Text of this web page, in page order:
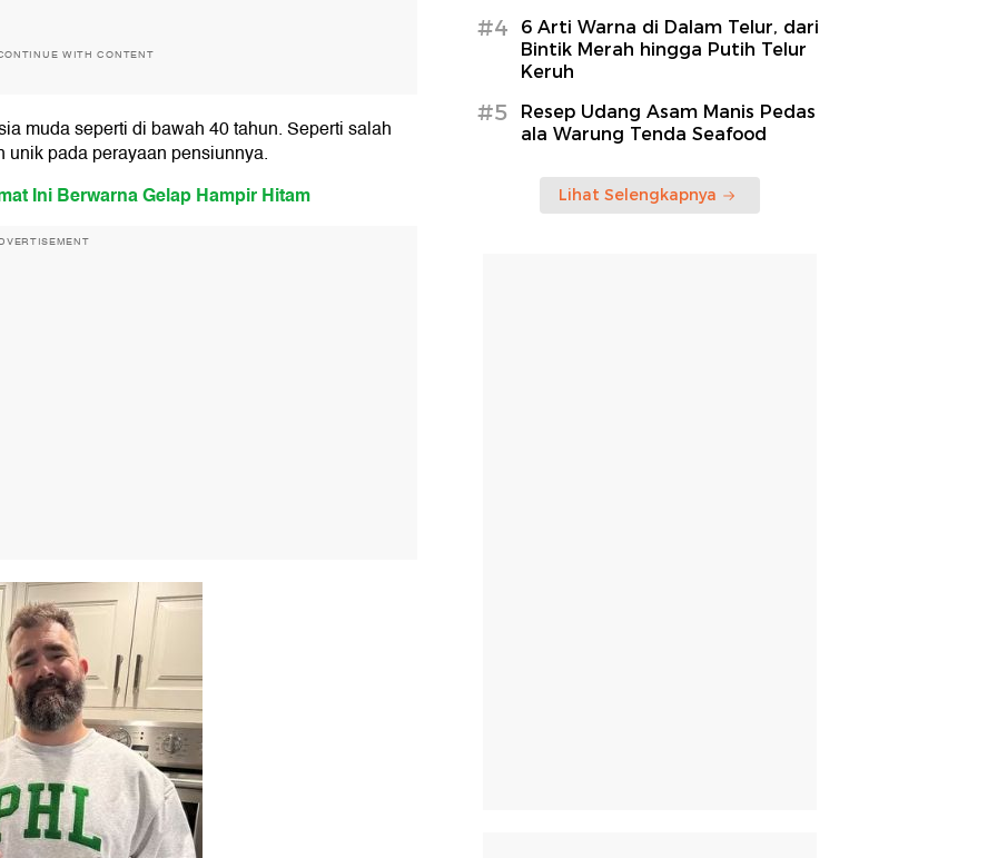
WITH CONTENT
muda seperti di bawah 40 tahun. Seperti salah
pada perayaan pensiunnya.
Ini Berwarna Gelap Hampir Hitam
#4
6 Arti Warna di Dalam Telur, dari
Bintik Merah hingga Putih Telur
Keruh
#5
Resep Udang Asam Manis Pedas
ala Warung Tenda Seafood
Lihat Selengkapnya